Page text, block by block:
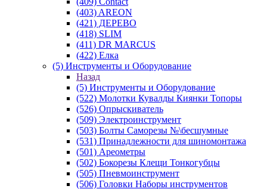
(403) AREON
(421) ДЕРЕВО
(418) SLIM
(411) DR MARCUS
(422) Елка
(5) Инструменты и Оборудование
Назад
(5) Инструменты и Оборудование
(522) Молотки Кувалды Киянки Топоры
(526) Опрыскиватель
(509) Электроинструмент
(503) Болты Саморезы №\бесшумные
(531) Принадлежности для шиномонтажа
(501) Ареометры
(502) Бокорезы Клещи Тонкогубцы
(505) Пневмоинструмент
(506) Головки Наборы инструментов